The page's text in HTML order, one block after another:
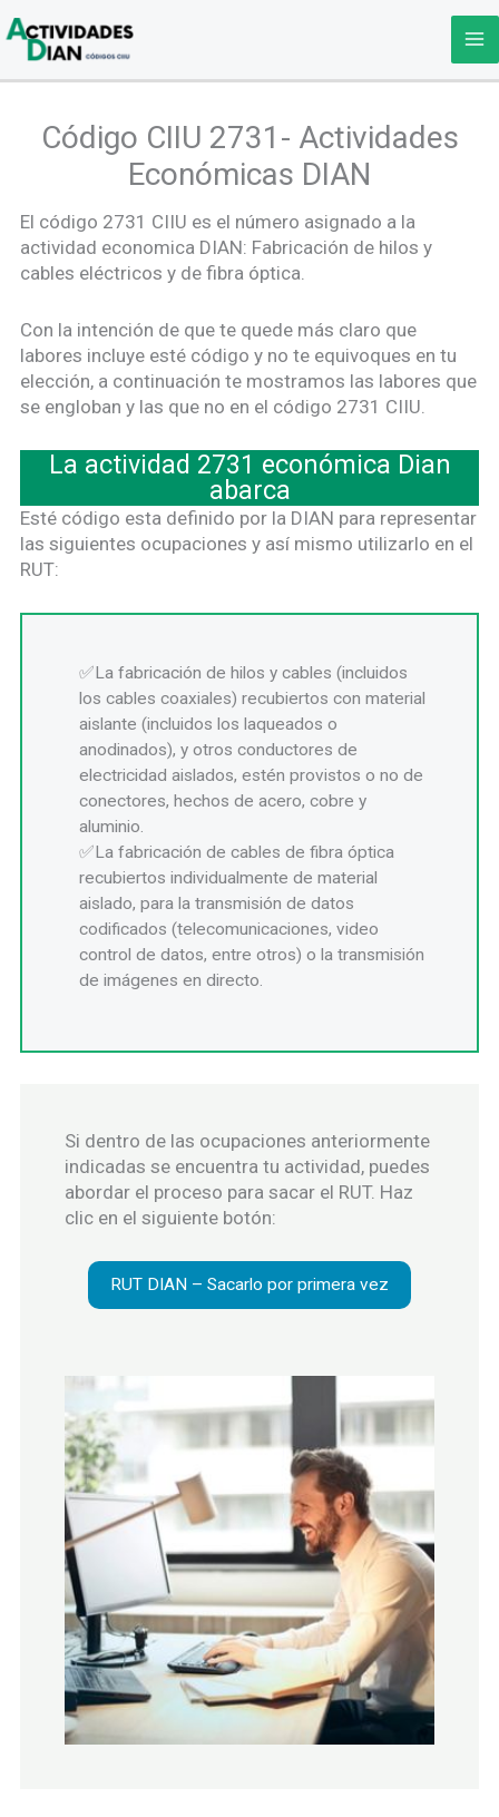
al
contenido
Código CIIU 2731- Actividades
Económicas DIAN
El código 2731 CIIU es el número asignado a la
actividad economica DIAN: Fabricación de hilos y
cables eléctricos y de fibra óptica.
Con la intención de que te quede más claro que
labores incluye esté código y no te equivoques en tu
elección, a continuación te mostramos las labores que
se engloban y las que no en el código 2731 CIIU.
La actividad 2731 económica Dian
abarca
Esté código esta definido por la DIAN para representar
las siguientes ocupaciones y así mismo utilizarlo en el
RUT:
La fabricación de hilos y cables (incluidos
los cables coaxiales) recubiertos con material
aislante (incluidos los laqueados o
anodinados), y otros conductores de
electricidad aislados, estén provistos o no de
conectores, hechos de acero, cobre y
aluminio.
La fabricación de cables de fibra óptica
recubiertos individualmente de material
aislado, para la transmisión de datos
codificados (telecomunicaciones, video
control de datos, entre otros) o la transmisión
de imágenes en directo.
Si dentro de las ocupaciones anteriormente
indicadas se encuentra tu actividad, puedes
abordar el proceso para sacar el RUT. Haz
clic en el siguiente botón:
RUT DIAN – Sacarlo por primera vez